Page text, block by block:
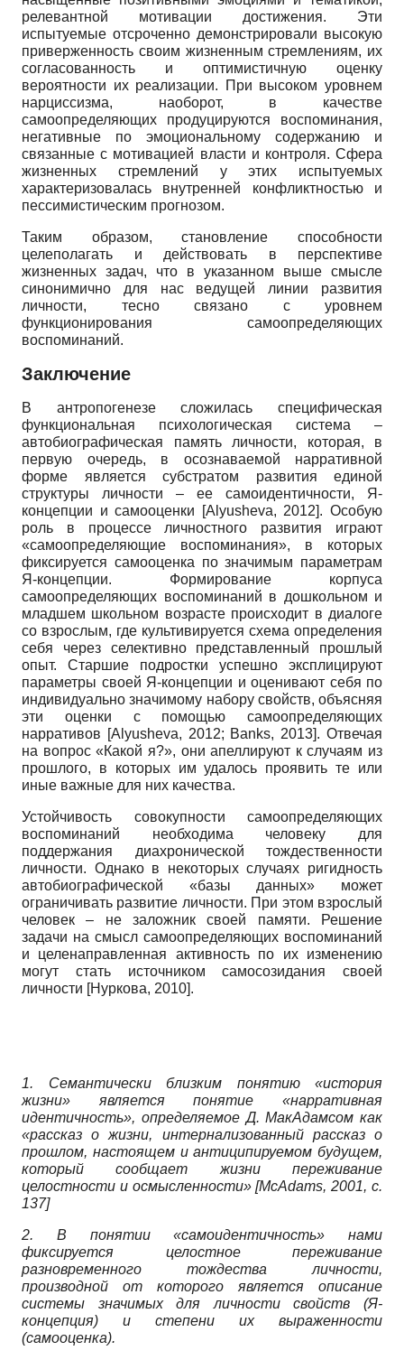
релевантной мотивации достижения. Эти
испытуемые отсроченно демонстрировали высокую
приверженность своим жизненным стремлениям, их
согласованность и оптимистичную оценку
вероятности их реализации. При высоком уровнем
нарциссизма, наоборот, в качестве
самоопределяющих продуцируются воспоминания,
негативные по эмоциональному содержанию и
связанные с мотивацией власти и контроля. Сфера
жизненных стремлений у этих испытуемых
характеризовалась внутренней конфликтностью и
пессимистическим прогнозом.
Таким образом, становление способности
целеполагать и действовать в перспективе
жизненных задач, что в указанном выше смысле
синонимично для нас ведущей линии развития
личности, тесно связано с уровнем
функционирования самоопределяющих
воспоминаний.
Заключение
В антропогенезе сложилась специфическая
функциональная психологическая система –
автобиографическая память личности, которая, в
первую очередь, в осознаваемой нарративной
форме является субстратом развития единой
структуры личности – ее самоидентичности, Я-
концепции и самооценки
[Alyusheva, 2012]. Особую
роль в процессе личностного развития играют
«самоопределяющие воспоминания», в которых
фиксируется самооценка по значимым параметрам
Я-концепции. Формирование корпуса
самоопределяющих воспоминаний в дошкольном и
младшем школьном возрасте происходит в диалоге
со взрослым, где культивируется схема определения
себя через селективно представленный прошлый
опыт. Cтаршие подростки успешно эксплицируют
параметры своей Я-концепции и оценивают себя по
индивидуально значимому набору свойств, объясняя
эти оценки с помощью самоопределяющих
нарративов [Alyusheva, 2012; Banks, 2013]. Отвечая
на вопрос «Какой я?», они апеллируют к случаям из
прошлого, в которых им удалось проявить те или
иные важные для них качества.
Устойчивость совокупности самоопределяющих
воспоминаний необходима человеку для
поддержания диахронической тождественности
личности. Однако в некоторых случаях ригидность
автобиографической «базы данных» может
ограничивать развитие личности. При этом взрослый
человек – не заложник своей памяти. Решение
задачи на смысл самоопределяющих воспоминаний
и целенаправленная активность по их изменению
могут стать источником самосозидания своей
личности [Нуркова, 2010].
1. Семантически близким понятию «история
жизни» является понятие «нарративная
идентичность», определяемое Д. МакАдамсом как
«рассказ о жизни, интернализованный рассказ о
прошлом, настоящем и антиципируемом будущем,
который сообщает жизни переживание
целостности и осмысленности»[McAdams, 2001, с.
137]
2. В понятии «самоидентичность» нами
фиксируется целостное переживание
разновременного тождества личности,
производной от которого является описание
системы значимых для личности свойств (Я-
концепция) и степени их выраженности
(самооценка).